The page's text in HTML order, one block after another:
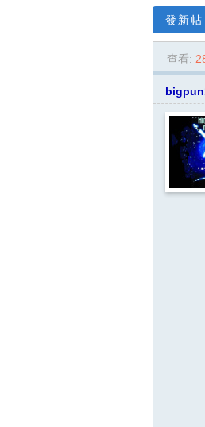
en
o
發新帖
查看: